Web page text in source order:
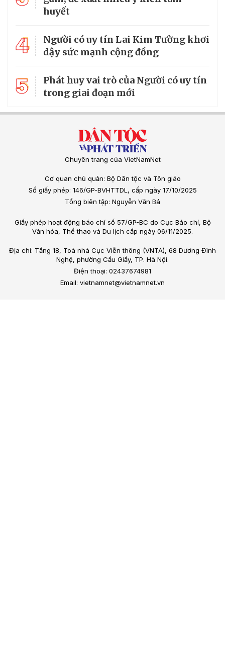
huyết
4
Người có uy tín Lai Kim Tường khơi
dậy sức mạnh cộng đồng
5
Phát huy vai trò của Người có uy tín
trong giai đoạn mới
Chuyên trang của VietNamNet
Cơ quan chủ quản: Bộ Dân tộc và Tôn giáo
Số giấy phép: 146/GP-BVHTTDL, cấp ngày 17/10/2025
Tổng biên tập: Nguyễn Văn Bá
Giấy phép hoạt động báo chí số 57/GP-BC do Cục Báo chí, Bộ
Văn hóa, Thể thao và Du lịch cấp ngày 06/11/2025.
Địa chỉ: Tầng 18, Toà nhà Cục Viễn thông (VNTA), 68 Dương Đình
Nghệ, phường Cầu Giấy, TP. Hà Nội.
Điện thoại: 02437674981
Email: vietnamnet@vietnamnet.vn